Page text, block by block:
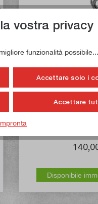
Disponibile
vostra privacy
funzionalità possibile...
Accettare solo i
Accettare